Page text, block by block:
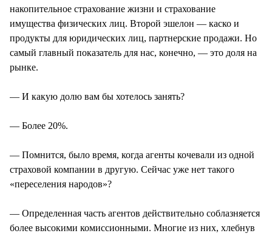
накопительное страхование жизни и страхование
имущества физических лиц. Второй эшелон — каско и
продукты для юридических лиц, партнерские продажи. Но
самый главный показатель для нас, конечно, — это доля на
рынке.
— И какую долю вам бы хотелось занять?
— Более 20%.
— Помнится, было время, когда агенты кочевали из одной
страховой компании в другую. Сейчас уже нет такого
«переселения народов»?
— Определенная часть агентов действительно соблазняется
более высокими комиссионными. Многие из них, хлебнув